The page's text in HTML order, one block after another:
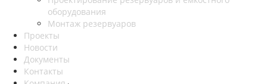
оборудования
Монтаж резервуаров
Проекты
Новости
Документы
Контакты